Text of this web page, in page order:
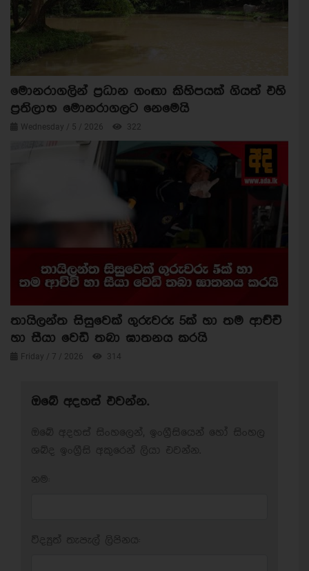
මොනරාගලින් ප්‍රධාන ගංඟා කිහිපයක් ගියත් එහි
ප්‍රතිලාභ මොනරාගලට නෙමෙයි
Wednesday / 5 / 2026 322
තායිලන්ත සිසුවෙක් ගුරුවරු 5ක් හා තම ආච්චි
හා සීයා වෙඩි තබා ඝාතනය කරයි
Friday / 7 / 2026 314
ඔබේ අදහස් එවන්න.